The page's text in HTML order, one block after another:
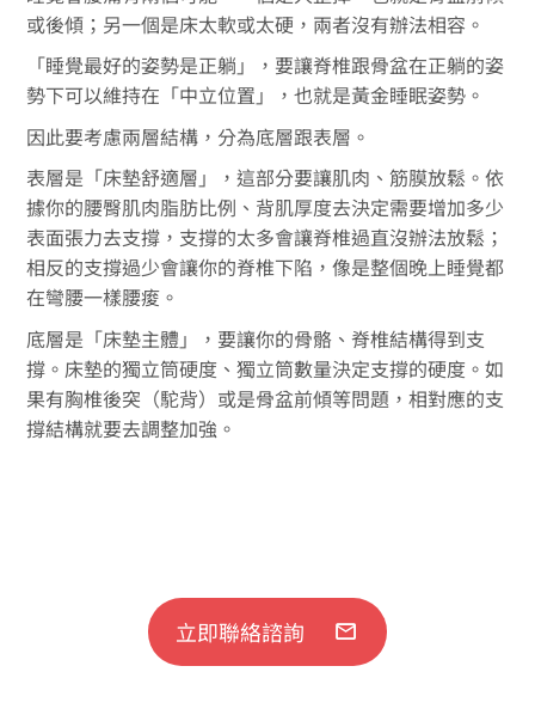
或後傾；另一個是床太軟或太硬，兩者沒有辦法相容。
「睡覺最好的姿勢是正躺」，要讓脊椎跟骨盆在正躺的姿
勢下可以維持在「中立位置」，也就是黃金睡眠姿勢。
因此要考慮兩層結構，分為底層跟表層。
表層是「床墊舒適層」，這部分要讓肌肉、筋膜放鬆。依
據你的腰臀肌肉脂肪比例、背肌厚度去決定需要增加多少
表面張力去支撐，支撐的太多會讓脊椎過直沒辦法放鬆；
相反的支撐過少會讓你的脊椎下陷，像是整個晚上睡覺都
在彎腰一樣腰痠。
底層是「床墊主體」，要讓你的骨骼、脊椎結構得到支
撐。床墊的獨立筒硬度、獨立筒數量決定支撐的硬度。如
果有胸椎後突（駝背）或是骨盆前傾等問題，相對應的支
撐結構就要去調整加強。
立即聯絡諮詢